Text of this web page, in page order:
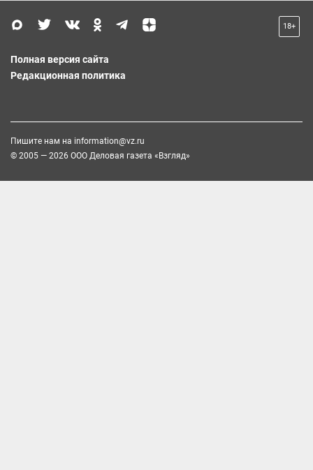
18+
Полная версия сайта
Редакционная политика
Пишите нам на information@vz.ru
© 2005 — 2026 ООО Деловая газета «Взгляд»